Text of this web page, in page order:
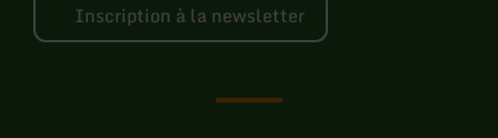
Inscription à la newsletter